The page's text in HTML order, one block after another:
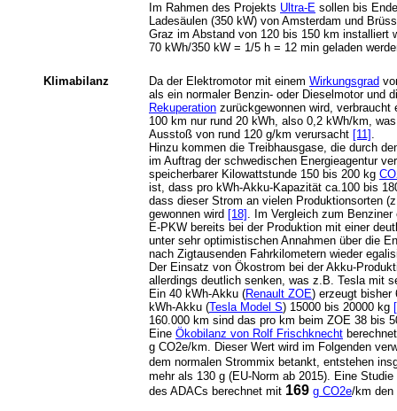
Im Rahmen des Projekts Ultra-E sollen bis
Ladesäulen (350 kW) von Amsterdam und
Graz im Abstand von 120 bis 150 km installiert
70 kWh/350 kW = 1/5 h = 12 min geladen
Klimabilanz Da der Elektromotor mit einem Wirkungsgrad
als ein normaler Benzin- oder Dieselmotor und
Rekuperation zurückgewonnen wird,
100 km nur rund 20 kWh, also 0,2 kWh/km,
Ausstoß von rund 120 g/km verursacht [11] .
Hinzu kommen die Treibhausgase, die durch
im Auftrag der schwedischen Energieagentur
speicherbarer Kilowattstunde 150 bis 200 kg
ist, dass pro kWh-Akku-Kapazität ca.100 bis
dass dieser Strom an vielen Produktionsorten
gewonnen wird [18] . Im Vergleich zum
E-PKW bereits bei der Produktion mit einer
unter sehr optimistischen Annahmen über die
nach Zigtausenden Fahrkilometern wieder
Der Einsatz von Ökostrom bei der Akku-
allerdings deutlich senken, was z.B. Tesla mit
Ein 40 kWh-Akku (Renault ZOE) erzeugt bisher
kWh-Akku (Tesla Model S) 15000 bis 20000 kg
160.000 km sind das pro km beim ZOE 38 bis
Eine Ökobilanz von Rolf Frischknecht
g CO2e/km. Dieser Wert wird im Folgenden
dem normalen Strommix betankt, entstehen
mehr als 130 g (EU-Norm ab 2015). Eine
des ADACs berechnet mit 169 g CO2e/km den